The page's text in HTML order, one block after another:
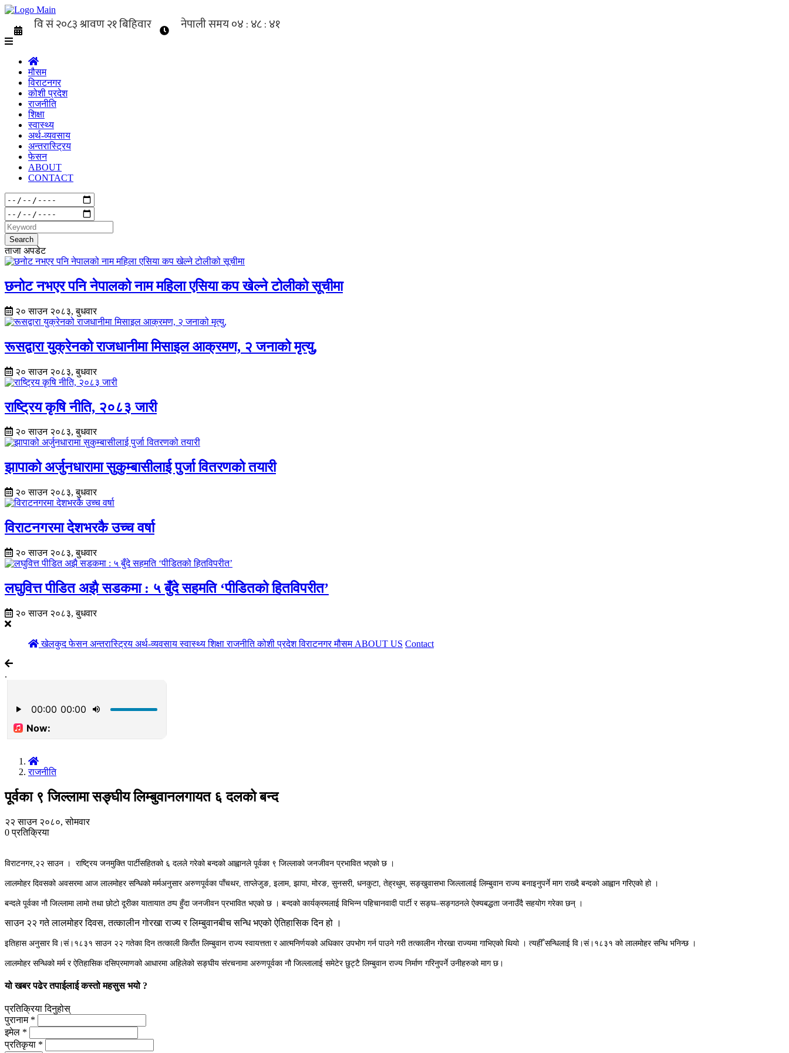
मौसम
विराटनगर
कोशी प्रदेश
राजनीति
शिक्षा
स्वास्थ्य
अर्थ-व्यवसाय
अन्तरास्ट्रिय
फेसन
ABOUT
CONTACT
Search
ताजा अपडेट
छनोट नभएर पनि नेपालको नाम महिला एसिया कप खेल्ने टोलीको सूचीमा
२० साउन २०८३, बुधवार
रूसद्वारा युक्रेनको राजधानीमा मिसाइल आक्रमण, २ जनाको मृत्यु,
२० साउन २०८३, बुधवार
राष्ट्रिय कृषि नीति, २०८३ जारी
२० साउन २०८३, बुधवार
झापाको अर्जुनधारामा सुकुम्बासीलाई पुर्जा वितरणको तयारी
२० साउन २०८३, बुधवार
विराटनगरमा देशभरकै उच्च वर्षा
२० साउन २०८३, बुधवार
लघुवित्त पीडित अझै सडकमा : ५ बुँदे सहमति ‘पीडितको हितविपरीत’
२० साउन २०८३, बुधवार
खेलकुदफेसनअन्तरास्ट्रिय अर्थ-व्यवसायस्वास्थ्यशिक्षाराजनीतिकोशी प्रदेशविराटनगरमौसम ABOUT US Contact
.
राजनीति
पूर्वका ९ जिल्लामा सङ्घीय लिम्बुवानलगायत ६ दलको बन्द
२२ साउन २०८०, सोमवार
0प्रतिक्रिया
विराटनगर,२२ साउन । राष्ट्रिय जनमुक्ति पार्टीसहितको ६ दलले गरेको बन्दको आह्वानले पूर्वका ९ जिल्लाको जनजीवन प्रभावित भएको छ ।
लालमोहर दिवसको अवसरमा आज लालमोहर सन्धिको मर्मअनुसार अरुणपूर्वका पाँचथर, ताप्लेजुङ, इलाम, झापा, मोरङ, सुनसरी, धनकुटा, तेह्रथुम, सङ्खुवासभा जिल्लालाई लिम्बुवान राज्य बनाइनुपर्ने माग राख्दै बन्दको आह्वान गरिएको हो ।
बन्दले पूर्वका नौ जिल्लामा लामो तथा छोटो दूरीका यातायात ठप्प हुँदा जनजीवन प्रभावित भएको छ । बन्दको कार्यक्रमलाई विभिन्न पहिचानवादी पार्टी र सङ्घ–सङ्गठनले ऐक्यबद्धता जनाउँदै सहयोग गरेका छन् ।
साउन २२ गते लालमोहर दिवस, तत्कालीन गोरखा राज्य र लिम्बुवानबीच सन्धि भएको ऐतिहासिक दिन हो ।
इतिहास अनुसार वि।सं।१८३१ साउन २२ गतेका दिन तत्काली किराँत लिम्बुवान राज्य स्वायत्तता र आत्मनिर्णयको अधिकार उपभोग गर्न पाउने गरी तत्कालीन गोरखा राज्यमा गाभिएको थियो । त्यहीँ सन्धिलाई वि।सं।१८३१ को लालमोहर सन्धि भनिन्छ ।
लालमोहर सन्धिको मर्म र ऐतिहासिक दसिप्रमाणको आधारमा अहिलेको सङ्घीय संरचनामा अरुणपूर्वका नौ जिल्लालाई समेटेर छुट्टै लिम्बुवान राज्य निर्माण गरिनुपर्ने उनीहरुको माग छ।
यो खबर पढेर तपाईलाई कस्तो महसुस भयो ?
प्रतिक्रिया दिनुहोस्
पुरानाम *
इमेल *
प्रतिकृया *